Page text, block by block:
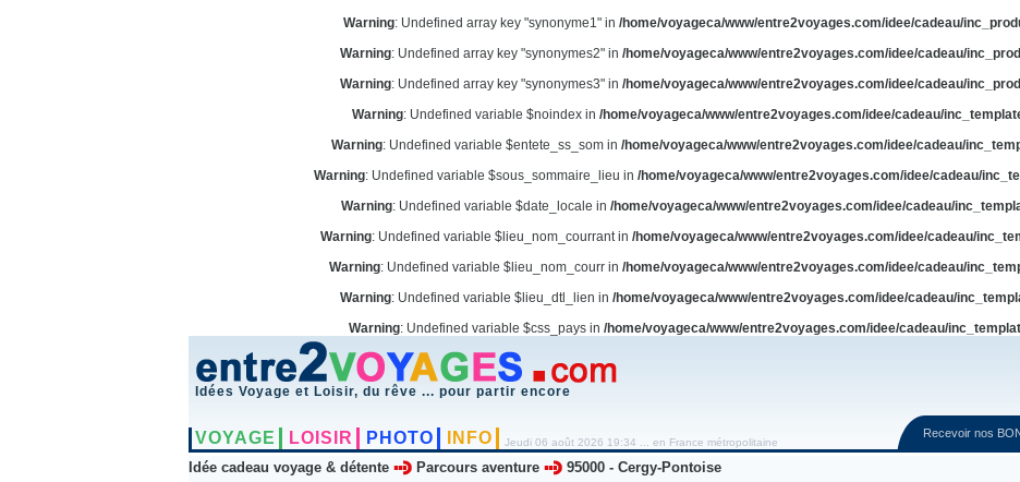
Warning: Undefined array key "synonyme1" in /home/voyageca/www/entre2voyages.com/idee/cadeau/
Warning: Undefined array key "synonymes2" in /home/voyageca/www/entre2voyages.com/idee/cadeau/
Warning: Undefined array key "synonymes3" in /home/voyageca/www/entre2voyages.com/idee/cadeau/
Warning: Undefined variable $noindex in /home/voyageca/www/entre2voyages.com/idee/cadeau/
Warning: Undefined variable $entete_ss_som in /home/voyageca/www/entre2voyages.com/idee/cadeau/
Warning: Undefined variable $sous_sommaire_lieu in /home/voyageca/www/entre2voyages.com/idee/cadeau/
Warning: Undefined variable $date_locale in /home/voyageca/www/entre2voyages.com/idee/cadeau/
Warning: Undefined variable $lieu_nom_courrant in /home/voyageca/www/entre2voyages.com/idee/cadeau/
Warning: Undefined variable $lieu_nom_courr in /home/voyageca/www/entre2voyages.com/idee/cadeau/
Warning: Undefined variable $lieu_dtl_lien in /home/voyageca/www/entre2voyages.com/idee/cadeau/
Warning: Undefined variable $css_pays in /home/voyageca/www/entre2voyages.com/idee/cadeau/
Idées Voyage et Loisir, du rêve ... pour partir encore
VOYAGE LOISIR PHOTO INFO Jeudi 06 août 2026 19:34 ... en France métropolitaine
Recevoir nos
Idée cadeau voyage & détente Parcours aventure 95000- Cergy-Pontoise